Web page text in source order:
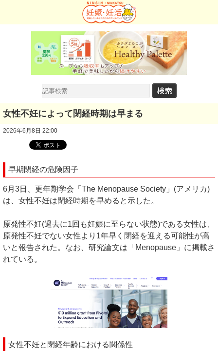
女性不妊によって閉経時期は早まる
2026年6月8日 22:00
早期閉経の危険因子
6月3日、更年期学会「The Menopause Society」(アメリカ)
は、女性不妊は閉経時期を早めると示した。
原発性不妊(過去に1回も妊娠に至らない状態)である女性は、
原発性不妊でない女性より1年早く閉経を迎える可能性が高
いと報告された。なお、研究論文は「Menopause」に掲載さ
れている。
女性不妊と閉経年齢における関係性